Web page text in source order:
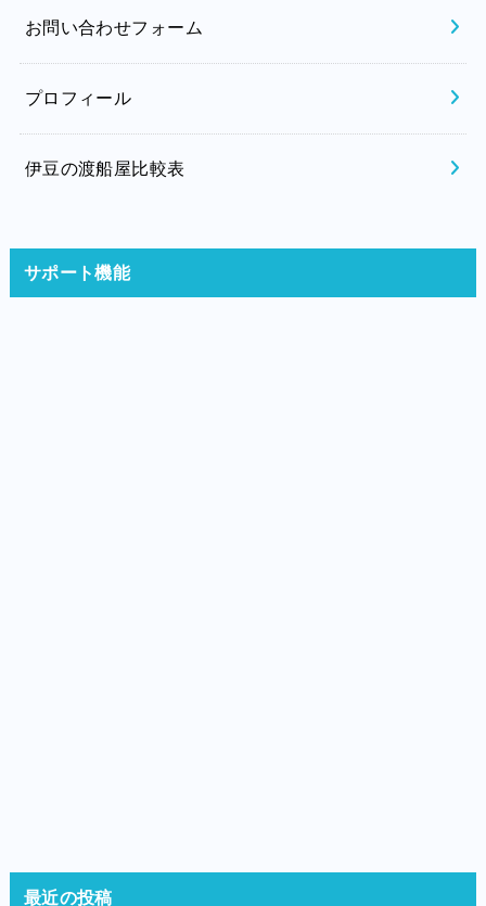
お問い合わせフォーム
プロフィール
伊豆の渡船屋比較表
サポート機能
最近の投稿